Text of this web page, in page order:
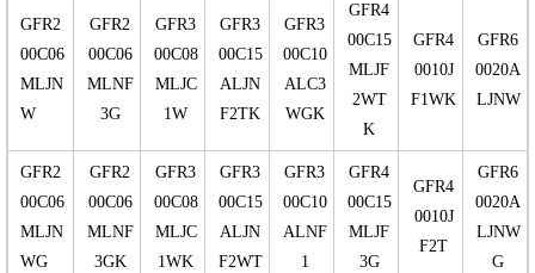
GFR2
00C06
MLJN
W
GFR2
00C06
MLNF
3G
GFR3
00C08
MLJC
1W
GFR3
00C15
ALJN
F2TK
GFR3
00C10
ALC3
WGK
GFR4
00C15
MLJF
2WT
K
GFR4
0010J
F1WK
GFR6
0020A
LJNW
GFR2
00C06
MLJN
WG
GFR2
00C06
MLNF
3GK
GFR3
00C08
MLJC
1WK
GFR3
00C15
ALJN
F2WT
GFR3
00C10
ALNF
1
GFR4
00C15
MLJF
3G
GFR4
0010J
F2T
GFR6
0020A
LJNW
G